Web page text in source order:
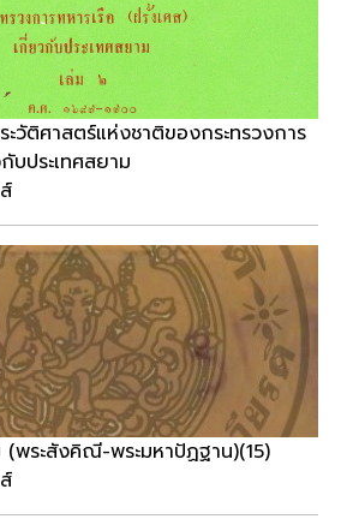
วัติศาสตร์แห่งชาติของกระทรวงการ
บประเทศสยาม
ระสังคิณี-พระมหาปัฏฐาน)(15)